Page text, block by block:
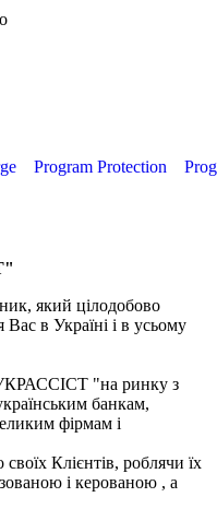
Program Protection
який цілодобово
Вас в Україні і в усьому
УКРАССІСТ "на ринку з
банкам,
фірмам і
Клієнтів, роблячи їх
і керованою , а